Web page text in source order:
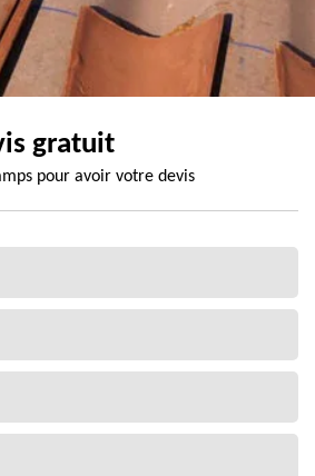
gratuit
pour avoir votre devis